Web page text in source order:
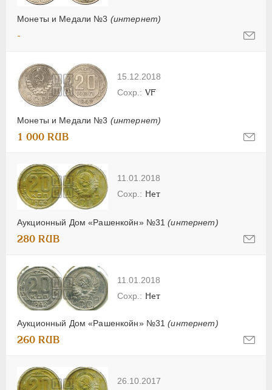
Монеты и Медали №3 (интернет)
-
15.12.2018
Монеты и Медали №3 (интернет)
VF
1 000 RUB
11.01.2018
Аукционный Дом «Рашенкойн» №31(интернет)
Нет
280 RUB
11.01.2018
Аукционный Дом «Рашенкойн» №31(интернет)
Нет
260 RUB
26.10.2017